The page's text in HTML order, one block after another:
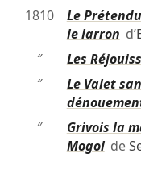
1810
Le
le larron d’
″
Les
″
Le Valet
″
Grivois la
Mogolde